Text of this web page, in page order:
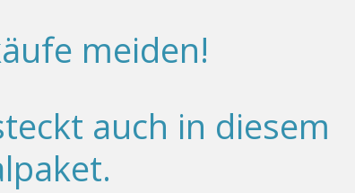
meiden!
auch in diesem